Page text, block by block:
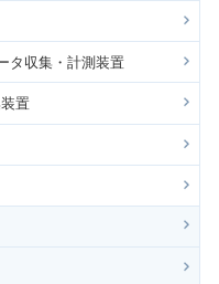
タ収集・計測装置
置